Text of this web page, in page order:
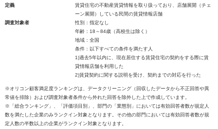
定義
賃貸住宅の不動産賃貸情報を取り扱っており、店舗展開（チェ
ーン展開）している民間の賃貸情報店舗
調査対象者
性別：指定なし
年齢：18～84歳（高校生は除く）
地域：全国
条件：以下すべての条件を満たす人
1)過去5年以内に、現在居住する賃貸住宅の契約をする際に賃
貸情報店舗を利用した
2)賃貸契約に関する説明を受け、契約までの対応を行った
※オリコン顧客満足度ランキングは、データクリーニング（回収したデータから不正回答や異
常値を排除）および調査対象者条件から外れた回答を除外した上で作成しています。
※「総合ランキング」、「評価項目別」、部門の「業態別」においては有効回答者数が規定人
数を満たした企業のみランクイン対象となります。その他の部門においては有効回答者数が規
定人数の半数以上の企業がランクイン対象となります。